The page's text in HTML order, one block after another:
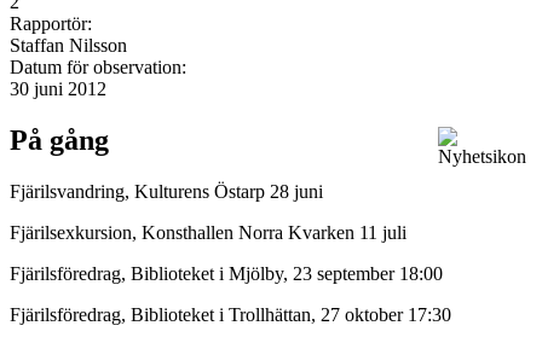
Rapportör:
Staffan Nilsson
Datum för observation:
30 juni 2012
På gång
Fjärilsvandring, Kulturens Östarp 28 juni
Fjärilsexkursion, Konsthallen Norra Kvarken 11 juli
Fjärilsföredrag, Biblioteket i Mjölby, 23 september 18:00
Fjärilsföredrag, Biblioteket i Trollhättan, 27 oktober 17:30